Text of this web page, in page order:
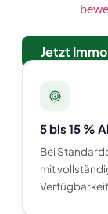
Jetzt
5 bis 15 %
Bei
mit